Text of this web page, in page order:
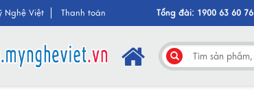
Nghệ Việt Thanh toán Tổng đài: 1900 63 60 76